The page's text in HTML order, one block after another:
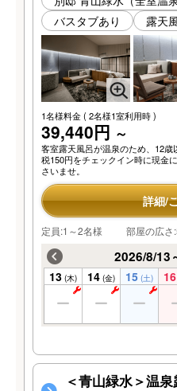
バスタブあり
露天
1名様料金( 2名様1室利用時 )
39,440円 ～
客室露天風呂が温泉のため、12
税150円をチェックイン時に現金
さいませ。
詳細/
定員:1～2名様 部屋の広さ
2026/8/13
13 (木) 14 (金) 15 (土) 16
＜青山緑水＞温